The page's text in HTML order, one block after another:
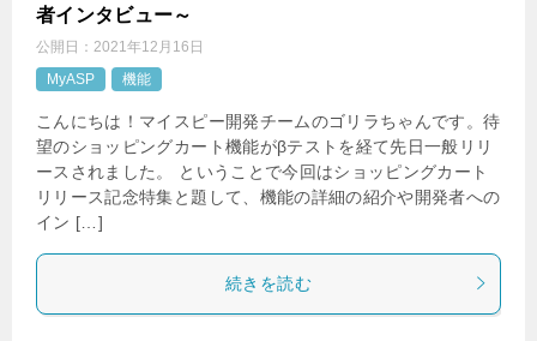
者インタビュー～
公開日： 2021年12月16日
MyASP
機能
こんにちは！マイスピー開発チームのゴリラちゃんです。待
望のショッピングカート機能がβテストを経て先日一般リリ
ースされました。 ということで今回はショッピングカート
リリース記念特集と題して、機能の詳細の紹介や開発者への
イン […]
続きを読む